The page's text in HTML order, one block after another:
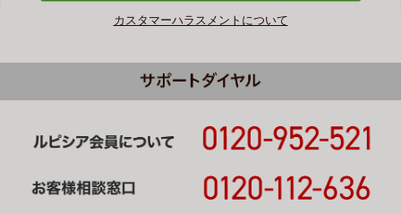
カスタマーハラスメントについて